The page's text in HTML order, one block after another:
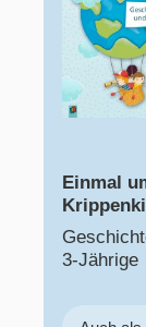
Einmal
3-Jährige